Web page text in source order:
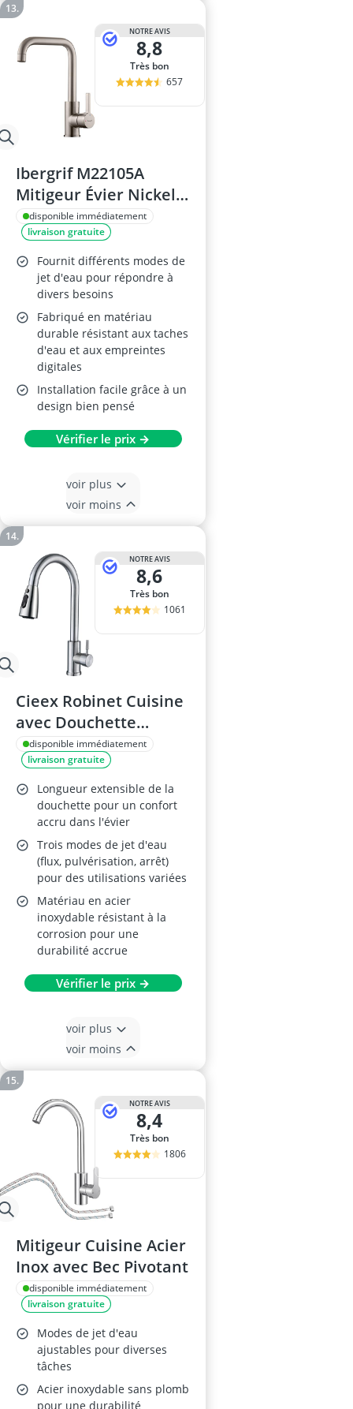
NOTRE AVIS
8,8
Très bon
657
Ibergrif M22105A
Mitigeur Évier Nickel
Brossé
disponible immédiatement
livraison gratuite
Fournit différents modes de
jet d'eau pour répondre à
divers besoins
Fabriqué en matériau
durable résistant aux taches
d'eau et aux empreintes
digitales
Installation facile grâce à un
design bien pensé
Vérifier le prix →
voir plus
voir moins
NOTRE AVIS
8,6
Très bon
1061
Cieex Robinet Cuisine
avec Douchette
Extensible
disponible immédiatement
livraison gratuite
Longueur extensible de la
douchette pour un confort
accru dans l'évier
Trois modes de jet d'eau
(flux, pulvérisation, arrêt)
pour des utilisations variées
Matériau en acier
inoxydable résistant à la
corrosion pour une
durabilité accrue
Vérifier le prix →
voir plus
voir moins
NOTRE AVIS
8,4
Très bon
1806
Mitigeur Cuisine Acier
Inox avec Bec Pivotant
disponible immédiatement
livraison gratuite
Modes de jet d'eau
ajustables pour diverses
tâches
Acier inoxydable sans plomb
pour une durabilité